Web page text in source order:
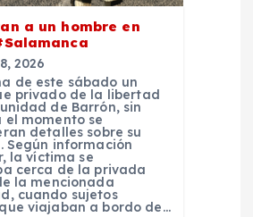
a un hombre en
2026
de este sábado un
privado de la libertad
de Barrón, sin
el momento se
detalles sobre su
Según información
la víctima se
cerca de la privada
la mencionada
cuando sujetos
viajaban a bordo de…